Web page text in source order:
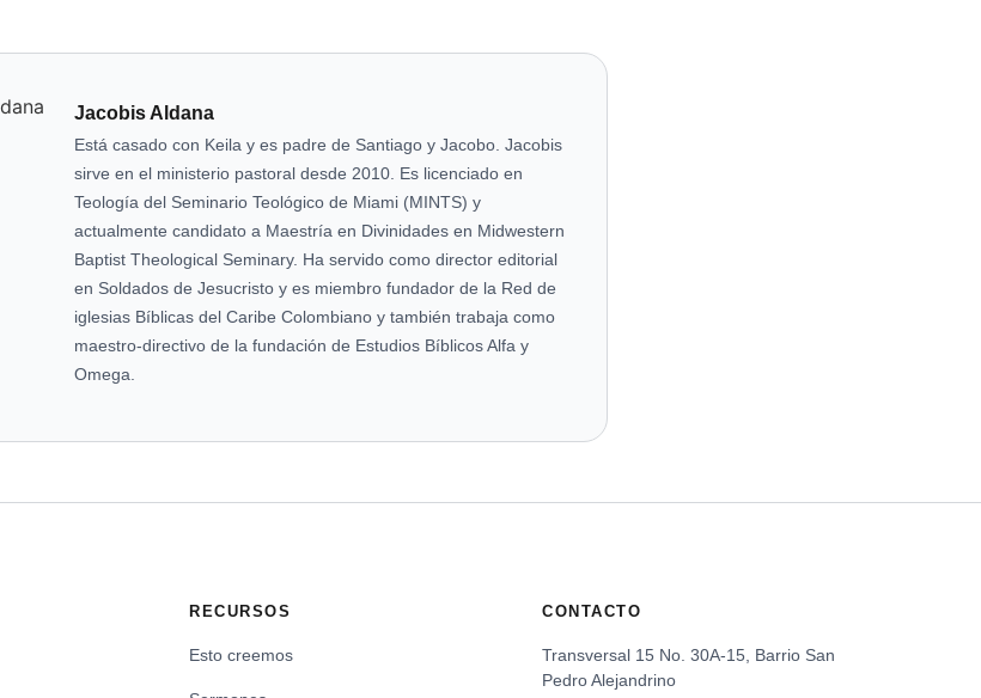
Jacobis Aldana
Está casado con Keila y es padre de Santiago y Jacobo. Jacobis
sirve en el ministerio pastoral desde 2010. Es licenciado en
Teología del Seminario Teológico de Miami (MINTS) y
actualmente candidato a Maestría en Divinidades en Midwestern
Baptist Theological Seminary. Ha servido como director editorial
en Soldados de Jesucristo y es miembro fundador de la Red de
iglesias Bíblicas del Caribe Colombiano y también trabaja como
maestro-directivo de la fundación de Estudios Bíblicos Alfa y
Omega.
RECURSOS
Esto creemos
CONTACTO
Transversal 15 No. 30A-15, Barrio San
Pedro Alejandrino